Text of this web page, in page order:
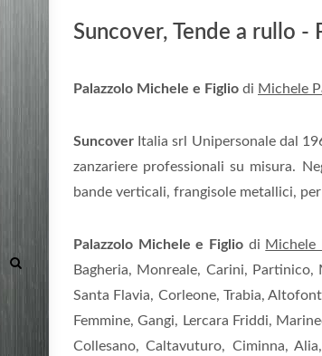
Suncover, Tende a rullo -
Palazzolo Michele e Figlio di Michele
Suncover Italia srl Unipersonale dal
zanzariere professionali su misura.
bande verticali, frangisole metallici,
Palazzolo Michele e Figliodi Michele
Bagheria, Monreale, Carini, Partinico,
Santa Flavia, Corleone, Trabia,
Femmine, Gangi, Lercara Friddi,
Collesano, Caltavuturo, Ciminna,